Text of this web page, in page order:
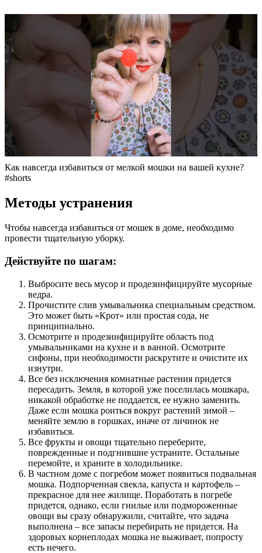
Как навсегда избавиться от мелкой мошки на вашей кухне?
#shorts
Методы устранения
Чтобы навсегда избавиться от мошек в доме, необходимо
провести тщательную уборку.
Действуйте по шагам:
Выбросите весь мусор и продезинфицируйте мусорные
ведра.
Прочистите слив умывальника специальным средством.
Это может быть «Крот» или простая сода, не
принципиально.
Осмотрите и продезинфицируйте область под
умывальниками на кухне и в ванной. Осмотрите
сифоны, при необходимости раскрутите и очистите их
изнутри.
Все без исключения комнатные растения придется
пересадить. Земля, в которой уже поселилась мошкара,
никакой обработке не поддается, ее нужно заменить.
Даже если мошка роиться вокруг растений зимой –
меняйте землю в горшках, иначе от личинок не
избавиться.
Все фрукты и овощи тщательно переберите,
поврежденные и подгнившие устраните. Остальные
перемойте, и храните в холодильнике.
В частном доме с погребом может появиться подвальная
мошка. Подпорченная свекла, капуста и картофель –
прекрасное для нее жилище. Поработать в погребе
придется, однако, если гнилые или подмороженные
овощи вы сразу обнаружили, считайте, что задача
выполнена – все запасы перебирать не придется. На
здоровых корнеплодах мошка не выживает, попросту
есть нечего.